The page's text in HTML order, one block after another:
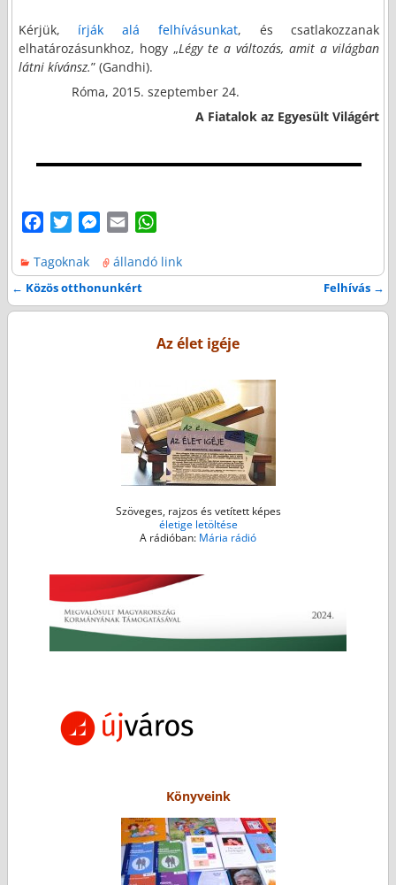
Kérjük, írják alá felhívásunkat, és csatlakozzanak
elhatározásunkhoz, hogy „Légy te a változás, amit a világban
látni kívánsz.” (Gandhi).
Róma, 2015. szeptember 24.
A Fiatalok az Egyesült Világért
c
e
b
i
t
t
M
s
s
e
a
i
l
a
s
p
Tagoknak állandó link
Bejegyzés navigáció
← Közös otthonunkért Felhívás →
Az élet igéje
Szöveges, rajzos és vetített képes
életige letöltése
A rádióban: Mária rádió
Könyveink